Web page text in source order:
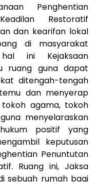
Penghentian
Restoratif
dan kearifan lokal
di masyarakat
ini Kejaksaan
ruang guna dapat
ditengah-tengah
dan menyerap
agama, tokoh
menyelaraskan
positif yang
keputusan
Penuntutan
Ruang ini, Jaksa
sebuah rumah bagi